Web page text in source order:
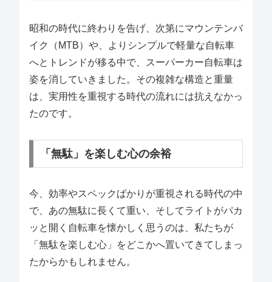
昭和の時代に終わりを告げ、次第にマウンテンバ
イク（MTB）や、よりシンプルで軽量な自転車
へとトレンドが移る中で、スーパーカー自転車は
姿を消していきました。その複雑な構造と重量
は、実用性を重視する時代の流れには抗えなかっ
たのです。
「無駄」を楽しむ心の余裕
今、効率やスペックばかりが重視される時代の中
で、あの無駄に長くて重い、そしてライトがパカ
ッと開く自転車を懐かしく思うのは、私たちが
「無駄を楽しむ心」をどこかへ置いてきてしまっ
たからかもしれません。